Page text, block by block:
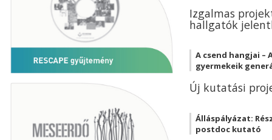
Izgalmas
hallgatók
A csend hangjai –
gyermekeik
Új kutatási
Álláspályázat:
postdoc kutató